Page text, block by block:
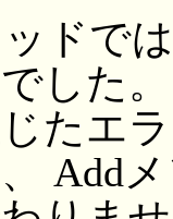
ドで
した
たエ
Add